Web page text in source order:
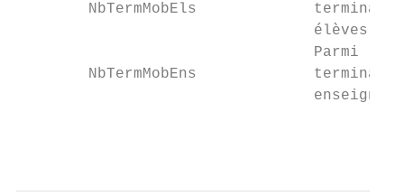
NbTermMobEls
                                 élèves
Parmi le
NbTermMobEns